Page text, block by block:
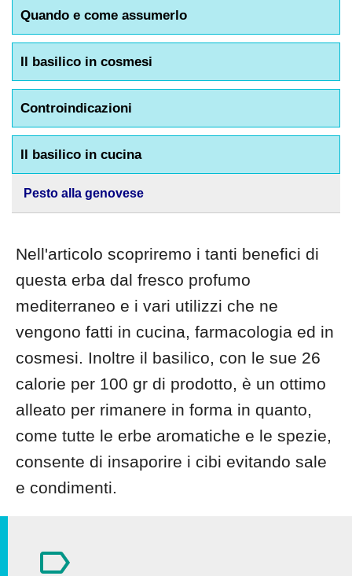
Quando e come assumerlo
Il basilico in cosmesi
Controindicazioni
Il basilico in cucina
Pesto alla genovese
Nell'articolo scopriremo i tanti benefici di
questa erba dal fresco profumo
mediterraneo e i vari utilizzi che ne
vengono fatti in cucina, farmacologia ed in
cosmesi. Inoltre il basilico, con le sue 26
calorie per 100 gr di prodotto, è un ottimo
alleato per rimanere in forma in quanto,
come tutte le erbe aromatiche e le spezie,
consente di insaporire i cibi evitando sale
e condimenti.